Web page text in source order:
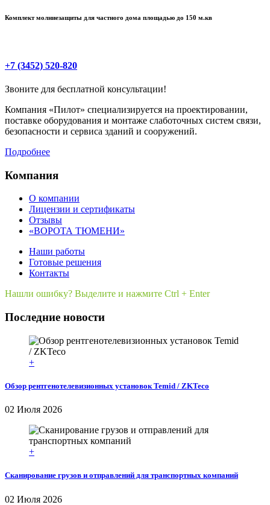
Комплект молниезащиты для частного дома площадью до 150 м.кв
+7 (3452) 520-820
Звоните для бесплатной консультации!
Компания «Пилот» специализируется на проектировании,
поставке оборудования и монтаже слаботочных систем связи,
безопасности и сервиса зданий и сооружений.
Подробнее
Компания
О компании
Лицензии и сертификаты
Отзывы
«ВОРОТА ТЮМЕНИ»
Наши работы
Готовые решения
Контакты
Нашли ошибку? Выделите и нажмите Ctrl + Enter
Последние новости
+
Обзор рентгенотелевизионных установок Temid / ZKTeco
02 Июля 2026
+
Сканирование грузов и отправлений для транспортных компаний
02 Июля 2026